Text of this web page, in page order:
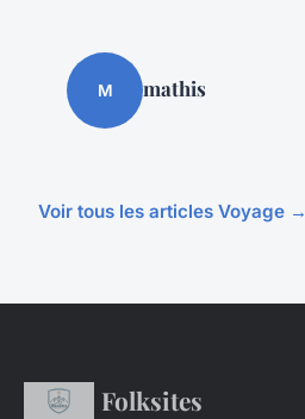
M mathis
Voir tous les articles Voyage →
Folksites